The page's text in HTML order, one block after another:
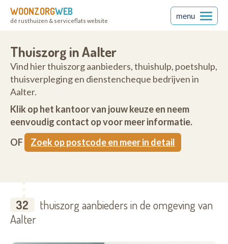
WOONZORGWEB
dé rusthuizen & serviceflats website
menu
Thuiszorg in Aalter
Vind hier thuiszorg aanbieders, thuishulp, poetshulp,
thuisverpleging en dienstencheque bedrijven in
Aalter.
Klik op het kantoor van jouw keuze en neem
eenvoudig contact op voor meer informatie.
OF
Zoek op postcode en meer in detail
32
thuiszorg aanbieders in de omgeving van
Aalter